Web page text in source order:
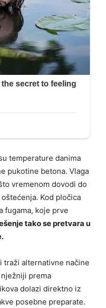
temperature danima
pukotine betona. Vlaga
vremenom dovodi do
Kod pločica
fugama, koje prve
tako se pretvara u
traži alternativne načine
prema
dolazi direktno iz
posebne preparate.